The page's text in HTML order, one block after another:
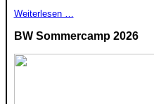
Weiterlesen …
BW Sommercamp 2026